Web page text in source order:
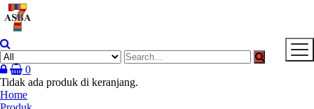
Skip
to
content
0
Tidak ada produk di keranjang.
Home